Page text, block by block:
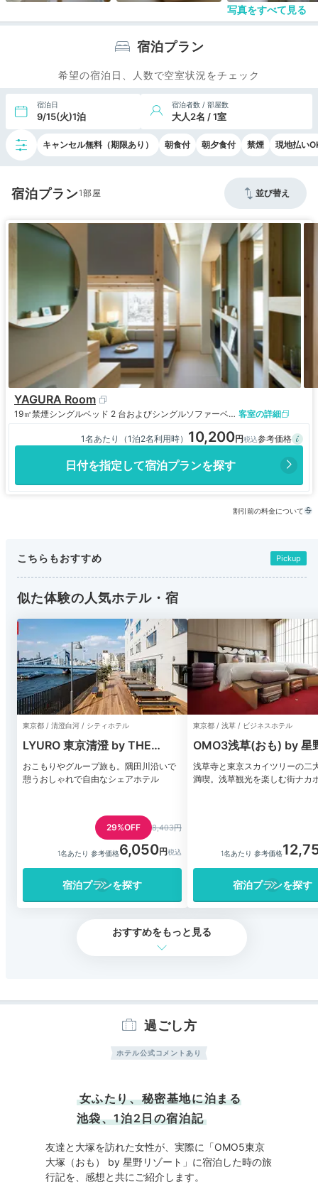
写真をすべて見る
宿泊プラン
希望の宿泊日、人数で空室状況をチェック
宿泊日
9/15(火)1泊
宿泊者数 / 部屋数
大人2名 / 1室
キャンセル無料（期限あり） 朝食付 朝夕食付 禁煙 現地払い
宿泊プラン1 並び替え
YAGURA Room
19㎡禁煙 シングルベッド 2 台およびシングルソファーベッド 1 台 客室の詳細
1名あたり（1泊2名利用時） 10,200
日付を指定して宿泊プランを探す
割引前の料金について
こちらもおすすめ Pickup
似た体験の人気ホテル・宿
東京都 / 清澄白河 / シティホテル
LYURO 東京清澄 by THE
SHARE HOTELS
おこもりやグループ旅も。隅田川沿いで
憩うおしゃれで自由なシェアホテル
29%OFF 8,403円
1名あたり 参考価格6,050
宿泊プランを探す
東京都 / 浅草 / ビジネスホテル
OMO3浅草(おも) by 星
ート
浅草寺と東京スカイツリーの二
満喫。浅草観光を楽しむ街ナカ
1名あたり 参考価格
宿泊プランを探す
おすすめをもっと見る
過ごし方
ホテル公式コメントあり
女ふたり、秘密基地に泊まる
池袋、1泊2日の宿泊記
友達と大塚を訪れた女性が、実際に「OMO5東京
大塚（おも） by 星野リゾート」に宿泊した時の旅
行記を、感想と共にご紹介します。